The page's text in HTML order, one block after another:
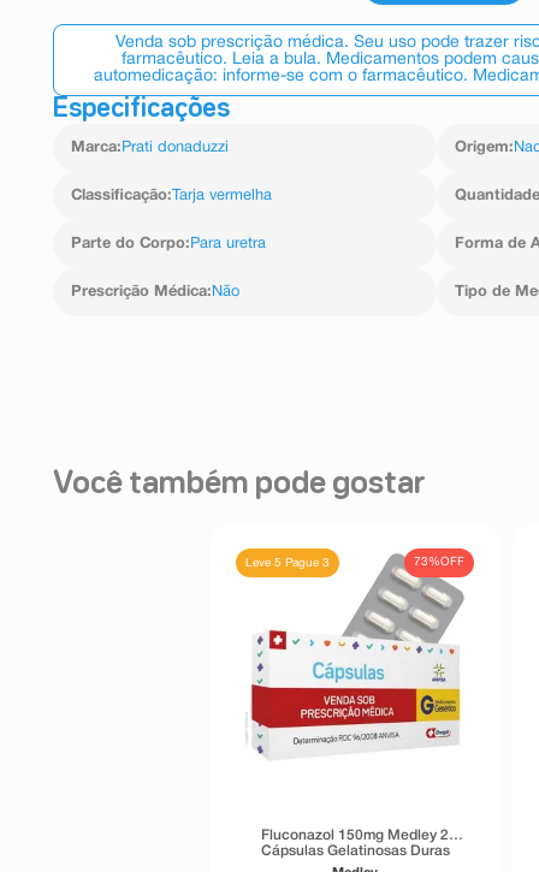
Venda sob prescrição médica. Seu uso pode trazer
farmacêutico. Leia a bula. Medicamentos podem
automedicação: informe-se com o farmacêutico.
Especificações
Marca: Prati donaduzzi Origem:
Classificação: Tarja vermelha Quantidade
Parte do Corpo: Para uretra Forma de
Prescrição Médica: Não Tipo de
Você também pode gostar
Leve 5 Pague 3 73%OFF
Fluconazol 150mg Medley 2
Cápsulas Gelatinosas Duras